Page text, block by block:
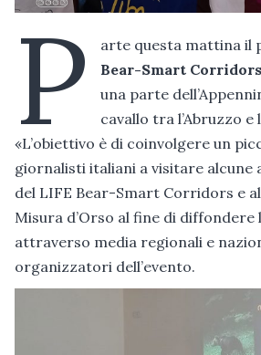
P arte questa mattina il
Bear-Smart Corridors
una parte
cavallo tra l’Abruzzo e
«L’obiettivo è di coinvolgere un
giornalisti italiani a visitare alcune
del LIFE Bear-Smart Corridors e
Misura d’Orso al fine di diffondere
attraverso media regionali e
organizzatori dell’evento.